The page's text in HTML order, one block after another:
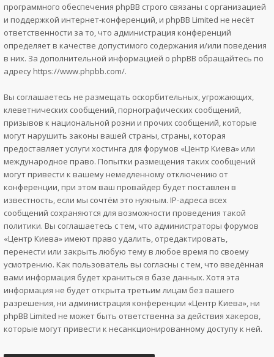
программного обеспечения phpBB строго связаны с организацией
и поддержкой интернет-конференций, и phpBB Limited не несёт
ответственности за то, что администрация конференций
определяет в качестве допустимого содержания и/или поведения
в них. За дополнительной информацией о phpBB обращайтесь по
адресу https://www.phpbb.com/.
Вы соглашаетесь не размещать оскорбительных, угрожающих,
клеветнических сообщений, порнографических сообщений,
призывов к национальной розни и прочих сообщений, которые
могут нарушить законы вашей страны, страны, которая
предоставляет услуги хостинга для форумов «Центр Киева» или
международное право. Попытки размещения таких сообщений
могут привести к вашему немедленному отключению от
конференции, при этом ваш провайдер будет поставлен в
известность, если мы сочтём это нужным. IP-адреса всех
сообщений сохраняются для возможности проведения такой
политики. Вы соглашаетесь с тем, что администраторы форумов
«Центр Киева» имеют право удалить, отредактировать,
перенести или закрыть любую тему в любое время по своему
усмотрению. Как пользователь вы согласны с тем, что введённая
вами информация будет храниться в базе данных. Хотя эта
информация не будет открыта третьим лицам без вашего
разрешения, ни администрация конференции «Центр Киева», ни
phpBB Limited не может быть ответственна за действия хакеров,
которые могут привести к несанкционированному доступу к ней.